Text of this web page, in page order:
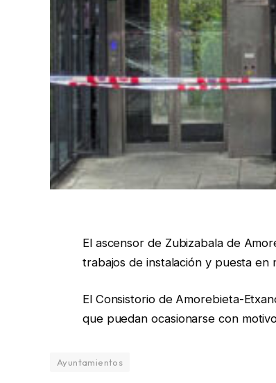
El ascensor de Zubizabala de
trabajos de instalación y puesta en
El Consistorio de Amorebieta-
que puedan ocasionarse con
Ayuntamientos